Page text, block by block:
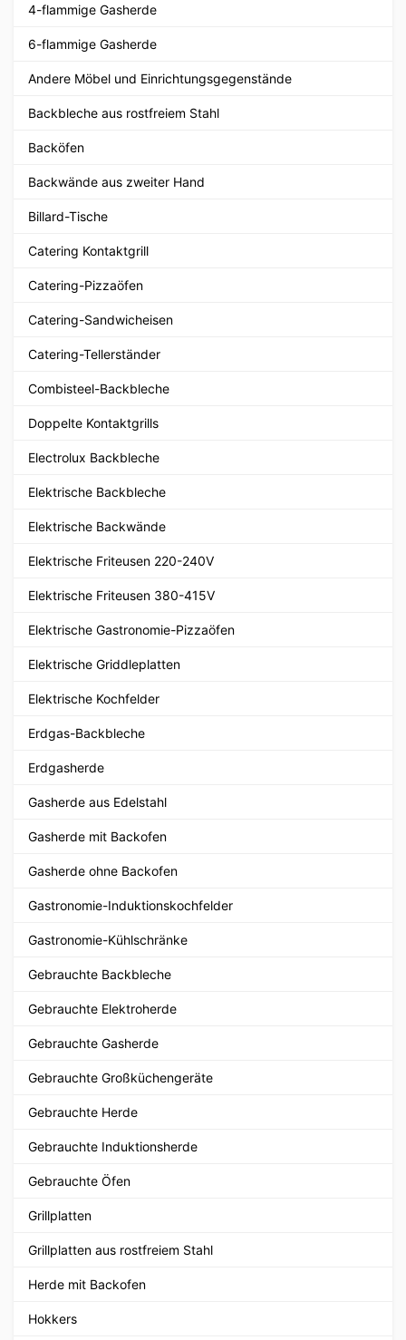
4-flammige Gasherde
6-flammige Gasherde
Andere Möbel und Einrichtungsgegenstände
Backbleche aus rostfreiem Stahl
Backöfen
Backwände aus zweiter Hand
Billard-Tische
Catering Kontaktgrill
Catering-Pizzaöfen
Catering-Sandwicheisen
Catering-Tellerständer
Combisteel-Backbleche
Doppelte Kontaktgrills
Electrolux Backbleche
Elektrische Backbleche
Elektrische Backwände
Elektrische Friteusen 220-240V
Elektrische Friteusen 380-415V
Elektrische Gastronomie-Pizzaöfen
Elektrische Griddleplatten
Elektrische Kochfelder
Erdgas-Backbleche
Erdgasherde
Gasherde aus Edelstahl
Gasherde mit Backofen
Gasherde ohne Backofen
Gastronomie-Induktionskochfelder
Gastronomie-Kühlschränke
Gebrauchte Backbleche
Gebrauchte Elektroherde
Gebrauchte Gasherde
Gebrauchte Großküchengeräte
Gebrauchte Herde
Gebrauchte Induktionsherde
Gebrauchte Öfen
Grillplatten
Grillplatten aus rostfreiem Stahl
Herde mit Backofen
Hokkers